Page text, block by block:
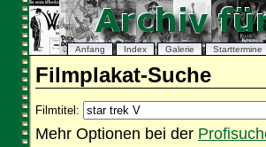
Anfang Index Galerie Starttermine
Filmplakat-Suche
Filmtitel:
Mehr Optionen bei der